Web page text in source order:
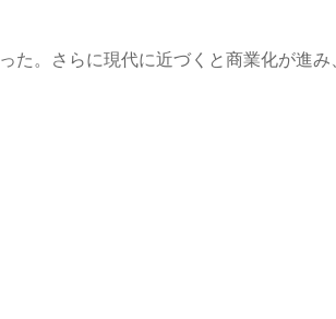
た。さらに現代に近づくと商業化が進み